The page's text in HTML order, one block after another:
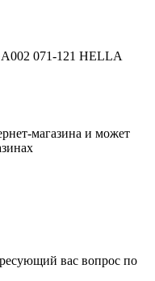
071-121 HELLA
магазина и может
вас вопрос по